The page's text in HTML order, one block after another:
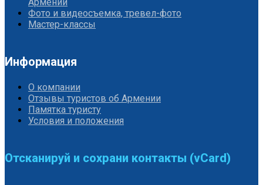
Фото и видеосъемка, тревел-фото
Мастер-классы
Информация
О компании
Отзывы туристов об Армении
Памятка туристу
Условия и положения
Отсканируй и сохрани контакты (vCard)